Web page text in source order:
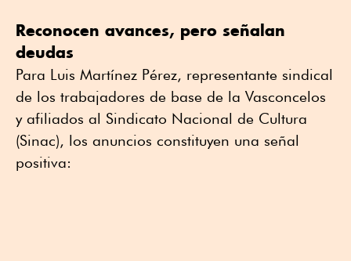
Reconocen avances, pero señalan
deudas
Para Luis Martínez Pérez, representante sindical
de los trabajadores de base de la Vasconcelos
y afiliados al Sindicato Nacional de Cultura
(Sinac), los anuncios constituyen una señal
positiva: